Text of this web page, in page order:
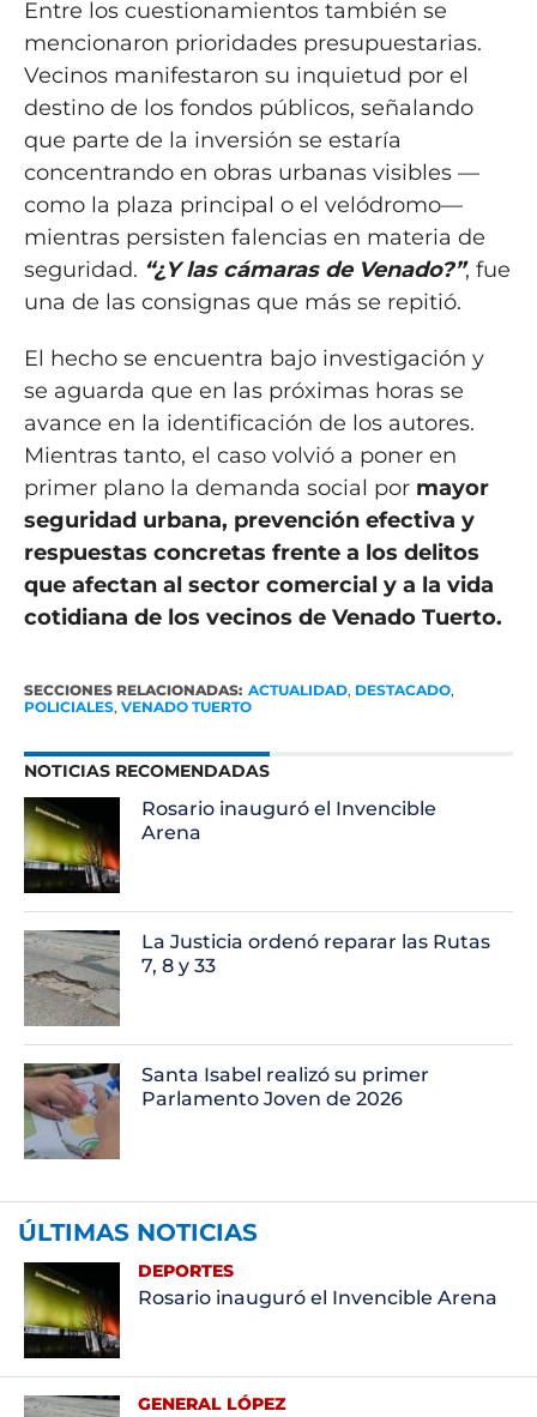
Entre los cuestionamientos también se
mencionaron prioridades presupuestarias.
Vecinos manifestaron su inquietud por el
destino de los fondos públicos, señalando
que parte de la inversión se estaría
concentrando en obras urbanas visibles —
como la plaza principal o el velódromo—
mientras persisten falencias en materia de
seguridad. “¿Y las cámaras de Venado?”, fue
una de las consignas que más se repitió.
El hecho se encuentra bajo investigación y
se aguarda que en las próximas horas se
avance en la identificación de los autores.
Mientras tanto, el caso volvió a poner en
primer plano la demanda social por mayor
seguridad urbana, prevención efectiva y
respuestas concretas frente a los delitos
que afectan al sector comercial y a la vida
cotidiana de los vecinos de Venado Tuerto.
SECCIONES RELACIONADAS: ACTUALIDAD, DESTACADO,
POLICIALES, VENADO TUERTO
NOTICIAS RECOMENDADAS
Rosario inauguró el Invencible
Arena
La Justicia ordenó reparar las Rutas
7, 8 y 33
Santa Isabel realizó su primer
Parlamento Joven de 2026
ÚLTIMAS NOTICIAS
DEPORTES
Rosario inauguró el Invencible Arena
GENERAL LÓPEZ